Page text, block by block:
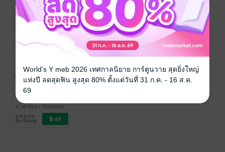
Hello love ส่ง
รักมาทักทาย
ผาดโผน / Adamas
Publishing
นิยายรักวัยรุ่น
No Rating
World's Y meb 2026 เทศกาลนิยาย การ์ตูนวาย สุดยิ่งใหญ่
แห่งปี ลดสุดฟิน สูงสุด 80% ตั้งแต่วันที่ 31 ก.ค. - 16 ส.ค.
69